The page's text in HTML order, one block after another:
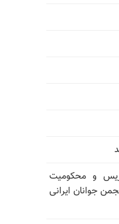
و محکومیت
جوانان ایرانی